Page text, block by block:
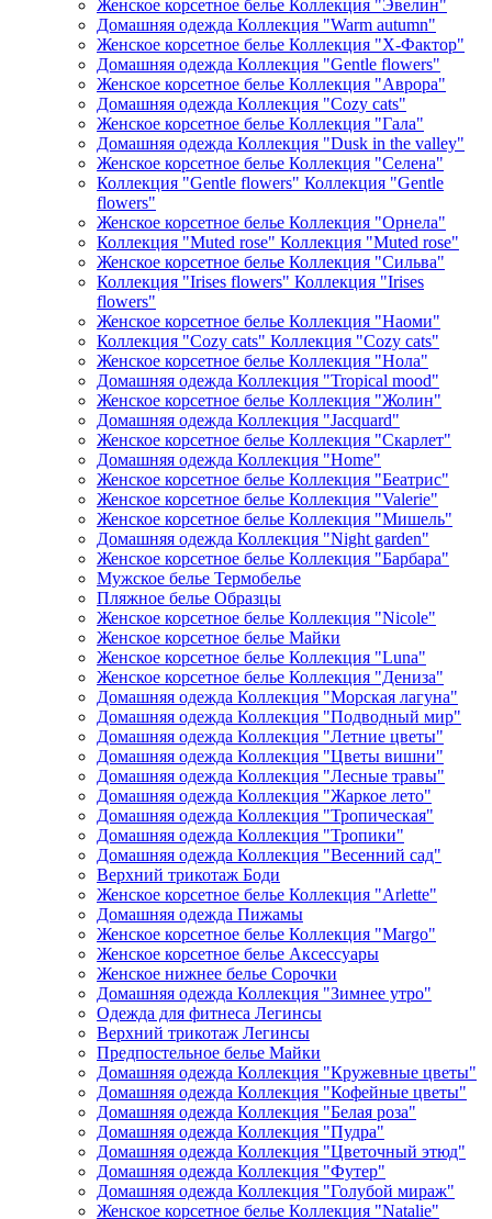
Женское корсетное белье Коллекция "Эвелин"
Домашняя одежда Коллекция "Warm autumn"
Женское корсетное белье Коллекция "Х-Фактор"
Домашняя одежда Коллекция "Gentle flowers"
Женское корсетное белье Коллекция "Аврора"
Домашняя одежда Коллекция "Cozy cats"
Женское корсетное белье Коллекция "Гала"
Домашняя одежда Коллекция "Dusk in the valley"
Женское корсетное белье Коллекция "Селена"
Коллекция "Gentle flowers" Коллекция "Gentle
flowers"
Женское корсетное белье Коллекция "Орнела"
Коллекция "Muted rose" Коллекция "Muted rose"
Женское корсетное белье Коллекция "Сильва"
Коллекция "Irises flowers" Коллекция "Irises
flowers"
Женское корсетное белье Коллекция "Наоми"
Коллекция "Cozy cats" Коллекция "Cozy cats"
Женское корсетное белье Коллекция "Нола"
Домашняя одежда Коллекция "Tropical mood"
Женское корсетное белье Коллекция "Жолин"
Домашняя одежда Коллекция "Jacquard"
Женское корсетное белье Коллекция "Скарлет"
Домашняя одежда Коллекция "Home"
Женское корсетное белье Коллекция "Беатрис"
Женское корсетное белье Коллекция "Valerie"
Женское корсетное белье Коллекция "Мишель"
Домашняя одежда Коллекция "Night garden"
Женское корсетное белье Коллекция "Барбара"
Мужское белье Термобелье
Пляжное белье Образцы
Женское корсетное белье Коллекция "Nicole"
Женское корсетное белье Майки
Женское корсетное белье Коллекция "Luna"
Женское корсетное белье Коллекция "Дениза"
Домашняя одежда Коллекция "Морская лагуна"
Домашняя одежда Коллекция "Подводный мир"
Домашняя одежда Коллекция "Летние цветы"
Домашняя одежда Коллекция "Цветы вишни"
Домашняя одежда Коллекция "Лесные травы"
Домашняя одежда Коллекция "Жаркое лето"
Домашняя одежда Коллекция "Тропическая"
Домашняя одежда Коллекция "Тропики"
Домашняя одежда Коллекция "Весенний сад"
Верхний трикотаж Боди
Женское корсетное белье Коллекция "Arlette"
Домашняя одежда Пижамы
Женское корсетное белье Коллекция "Margo"
Женское корсетное белье Аксессуары
Женское нижнее белье Сорочки
Домашняя одежда Коллекция "Зимнее утро"
Одежда для фитнеса Легинсы
Верхний трикотаж Легинсы
Предпостельное белье Майки
Домашняя одежда Коллекция "Кружевные цветы"
Домашняя одежда Коллекция "Кофейные цветы"
Домашняя одежда Коллекция "Белая роза"
Домашняя одежда Коллекция "Пудра"
Домашняя одежда Коллекция "Цветочный этюд"
Домашняя одежда Коллекция "Футер"
Домашняя одежда Коллекция "Голубой мираж"
Женское корсетное белье Коллекция "Natalie"